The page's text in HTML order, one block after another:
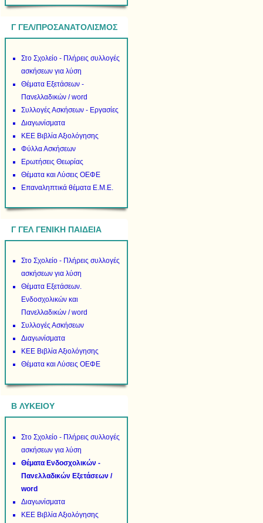
Γ ΓΕΛ/ΠΡΟΣΑΝΑΤΟΛΙΣΜΟΣ
Στο Σχολείο - Πλήρεις συλλογές
ασκήσεων για λύση
Θέματα Εξετάσεων -
Πανελλαδικών / word
Συλλογές Ασκήσεων - Εργασίες
Διαγωνίσματα
ΚΕΕ Βιβλία Αξιολόγησης
Φύλλα Ασκήσεων
Ερωτήσεις Θεωρίας
Θέματα και Λύσεις ΟΕΦΕ
Επαναληπτικά θέματα Ε.Μ.Ε.
Γ ΓΕΛ ΓΕΝΙΚΗ ΠΑΙΔΕΙΑ
Στο Σχολείο - Πλήρεις συλλογές
ασκήσεων για λύση
Θέματα Εξετάσεων.
Ενδοσχολικών και
Πανελλαδικών / word
Συλλογές Ασκήσεων
Διαγωνίσματα
ΚΕΕ Βιβλία Αξιολόγησης
Θέματα και Λύσεις ΟΕΦΕ
B ΛΥΚΕΙΟΥ
Στο Σχολείο - Πλήρεις συλλογές
ασκήσεων για λύση
Θέματα Ενδοσχολικών -
Πανελλαδικών Εξετάσεων /
word
Διαγωνίσματα
ΚΕΕ Βιβλία Αξιολόγησης